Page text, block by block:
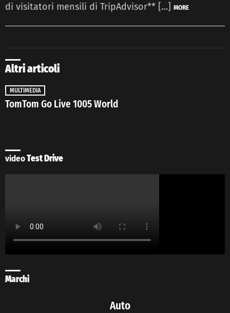
di visitatori mensili di TripAdvisor** […] MORE
Altri articoli
MULTIMEDIA
TomTom Go Live 1005 World
videoTest Drive
Marchi
Auto